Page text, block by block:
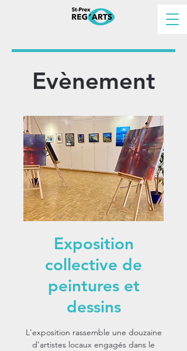
Evènement
Exposition
collective de
peintures et
dessins
L'exposition rassemble une douzaine
d'artistes locaux engagés dans le